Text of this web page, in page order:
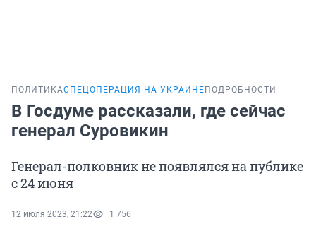
ПОЛИТИКАСПЕЦОПЕРАЦИЯ НА УКРАИНЕ ПОДРОБНОСТИ
В Госдуме рассказали, где сейчас
генерал Суровикин
Генерал-полковник не появлялся на публике
с 24 июня
12 июля 2023, 21:22 1 756